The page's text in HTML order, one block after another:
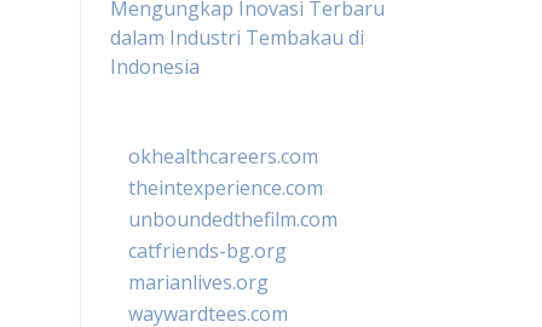
Mengungkap Inovasi Terbaru
dalam Industri Tembakau di
Indonesia
okhealthcareers.com
theintexperience.com
unboundedthefilm.com
catfriends-bg.org
marianlives.org
waywardtees.com